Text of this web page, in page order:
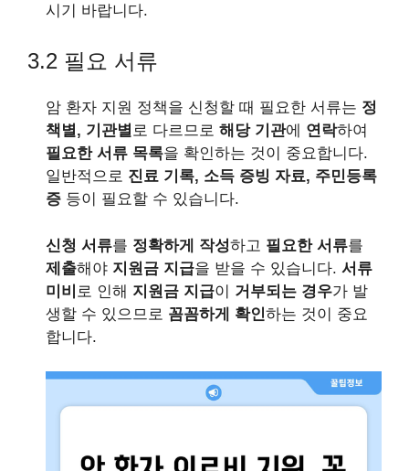
시기 바랍니다.
3.2 필요 서류
암 환자 지원 정책을 신청할 때 필요한 서류는 정
책별, 기관별로 다르므로 해당 기관에 연락하여
필요한 서류 목록을 확인하는 것이 중요합니다.
일반적으로 진료 기록, 소득 증빙 자료, 주민등록
증 등이 필요할 수 있습니다.
신청 서류를 정확하게 작성하고 필요한 서류를
제출해야 지원금 지급을 받을 수 있습니다. 서류
미비 로 인해 지원금 지급이 거부되는 경우가 발
생할 수 있으므로 꼼꼼하게 확인하는 것이 중요
합니다.